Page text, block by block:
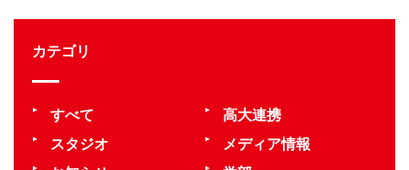
カテゴリ
すべて
高大連携
スタジオ
メディア情報